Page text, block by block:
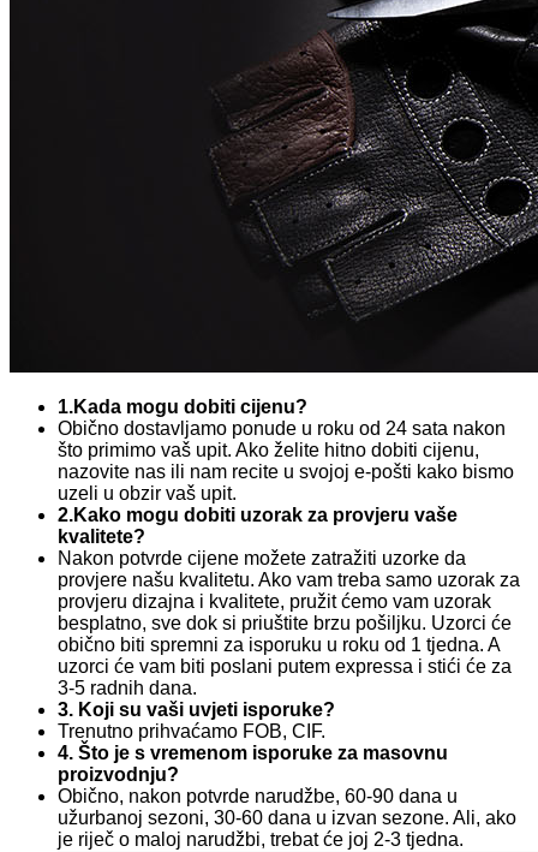
1.Kada mogu dobiti cijenu?
Obično dostavljamo ponude u roku od 24 sata nakon
što primimo vaš upit. Ako želite hitno dobiti cijenu,
nazovite nas ili nam recite u svojoj e-pošti kako bismo
uzeli u obzir vaš upit.
2.Kako mogu dobiti uzorak za provjeru vaše
kvalitete?
Nakon potvrde cijene možete zatražiti uzorke da
provjere našu kvalitetu. Ako vam treba samo uzorak za
provjeru dizajna i kvalitete, pružit ćemo vam uzorak
besplatno, sve dok si priuštite brzu pošiljku. Uzorci će
obično biti spremni za isporuku u roku od 1 tjedna. A
uzorci će vam biti poslani putem expressa i stići će za
3-5 radnih dana.
3. Koji su vaši uvjeti isporuke?
Trenutno prihvaćamo FOB, CIF.
4. Što je s vremenom isporuke za masovnu
proizvodnju?
Obično, nakon potvrde narudžbe, 60-90 dana u
užurbanoj sezoni, 30-60 dana u izvan sezone. Ali, ako
je riječ o maloj narudžbi, trebat će joj 2-3 tjedna.